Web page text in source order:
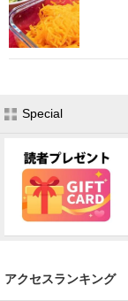
Special
アクセスランキング